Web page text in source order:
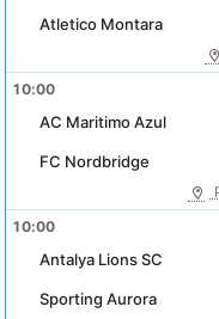
Atletico Montara
10:00
AC Maritimo Azul
FC Nordbridge
10:00
Antalya Lions SC
Sporting Aurora